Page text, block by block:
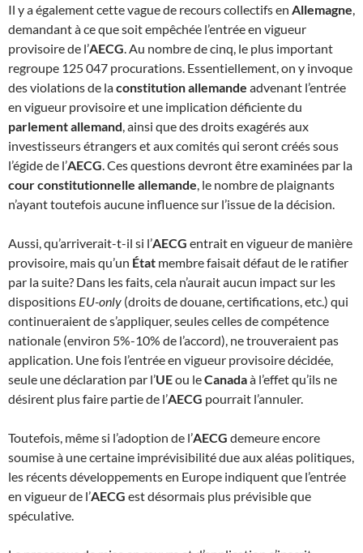
Il y a également cette vague de recours collectifs en Allemagne,
demandant à ce que soit empêchée l’entrée en vigueur
provisoire de l’AECG. Au nombre de cinq, le plus important
regroupe 125 047 procurations. Essentiellement, on y invoque
des violations de laconstitution allemande advenant l’entrée
en vigueur provisoire et une implication déficiente du
parlement allemand, ainsi que des droits exagérés aux
investisseurs étrangers et aux comités qui seront créés sous
l’égide de l’AECG. Ces questions devront être examinées par la
cour constitutionnelle allemande, le nombre de plaignants
n’ayant toutefois aucune influence sur l’issue de la décision.
Aussi, qu’arriverait-t-il si l’AECG entrait en vigueur de manière
provisoire, mais qu’un État membre faisait défaut de le ratifier
par la suite? Dans les faits, cela n’aurait aucun impact sur les
dispositions EU-only (droits de douane, certifications, etc.) qui
continueraient de s’appliquer, seules celles de compétence
nationale (environ 5%-10% de l’accord), ne trouveraient pas
application. Une fois l’entrée en vigueur provisoire décidée,
seule une déclaration par l’UEou leCanadaà l’effet qu’ils ne
désirent plus faire partie de l’AECG pourrait l’annuler.
Toutefois, même si l’adoption de l’AECG demeure encore
soumise à une certaine imprévisibilité due aux aléas politiques,
les récents développements en Europe indiquent que l’entrée
en vigueur de l’AECG est désormais plus prévisible que
spéculative.